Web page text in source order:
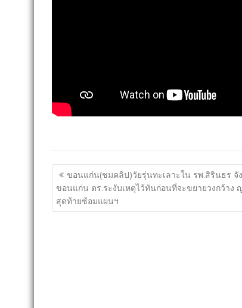
แนะแนว
เรื่อง
ขอนแก่น(ชมคลิป)วัยรุ่นทะเลาะใน รพ.สิรินธร จั
ขอนแก่น ตร.ระงับเหตุไว้ทันก่อนที่จะขยายวงกว้าง
สุดท้ายซ้อมแผนฯ